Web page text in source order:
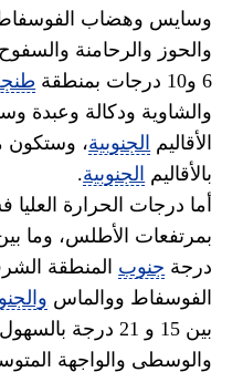
وسايس وهضاب
والحوز والرحامنة والسفوح
6 و10 درجات بمنطقة
والشاوية ودكالة وعبدة
الأقاليم الجنوبية
بالأقاليم الجنوبية.
درجة جنوب المنطقة
الفوسفاط ووالماس
بين 15 و 21 درجة
والوسطى والواجهة